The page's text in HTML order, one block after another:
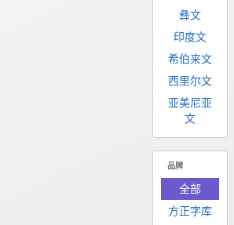
彝文
印度文
希伯来文
西里尔文
亚美尼亚
文
品牌
全部
方正字库